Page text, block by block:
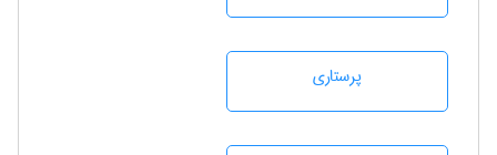
پرستاری